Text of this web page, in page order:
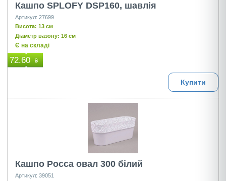
Кашпо SPLOFY DSP160, шавлія
Артикул: 27699
Висота: 13 см
Діаметр вазону: 16 см
Є на складі
72.60 ₴
Купити
Кашпо Росса овал 300 білий
Артикул: 39051